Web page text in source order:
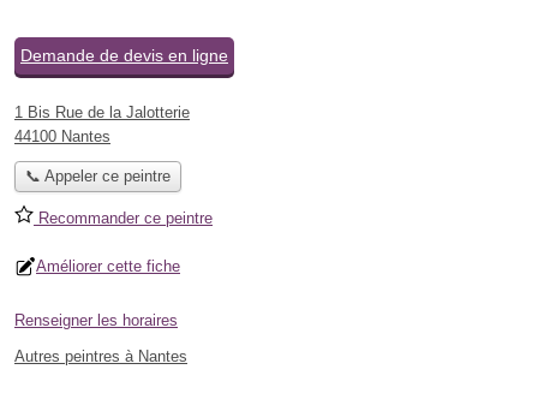
Demande de devis en ligne
1 Bis Rue de la Jalotterie
44100 Nantes
📞 Appeler ce peintre
Recommander ce peintre
Améliorer cette fiche
Renseigner les horaires
Autres peintres à Nantes